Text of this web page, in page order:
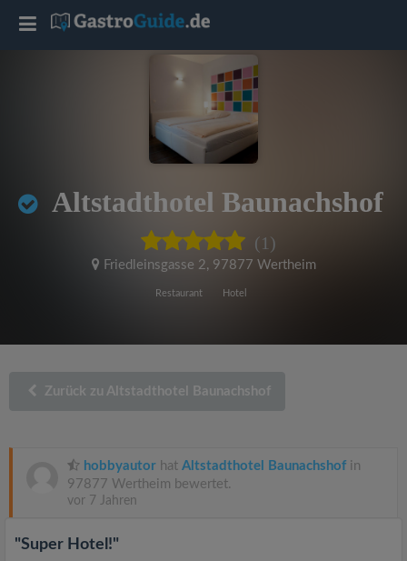
Altstadthotel Baunachshof
(1)
Friedleinsgasse 2, 97877 Wertheim
Restaurant Hotel
Zurück zu Altstadthotel Baunachshof
hobbyautor hat Altstadthotel Baunachshof in
97877 Wertheim bewertet.
vor 7 Jahren
"Super Hotel!"
T
a